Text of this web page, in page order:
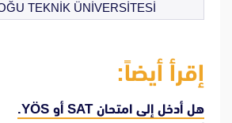
TEKNİK ÜNİVERSİTESİ
إقرأ أيضاً:
هل أدخل إلى امتحان SAT أو YÖS.